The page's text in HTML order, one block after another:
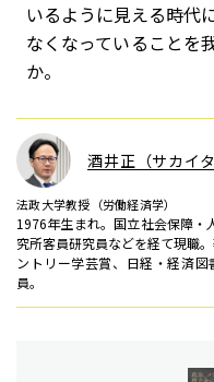
いるように見える時代
なくなっていることを
か。
酒井正（サカイタ
法政大学教授（労働経済学）
1976年生まれ。国立社会保障
究所客員研究員などを経て現職
ントリー学芸賞、日経・経済
員。